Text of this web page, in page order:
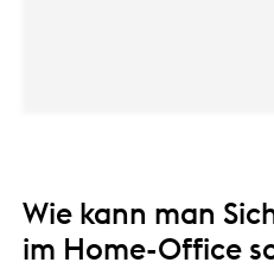
Wie kann man
im Home-Office